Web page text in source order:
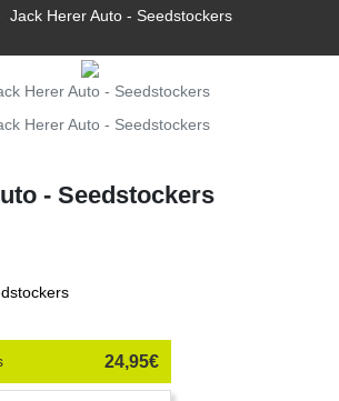
Jack Herer Auto - Seedstockers
- Seedstockers
24,95€